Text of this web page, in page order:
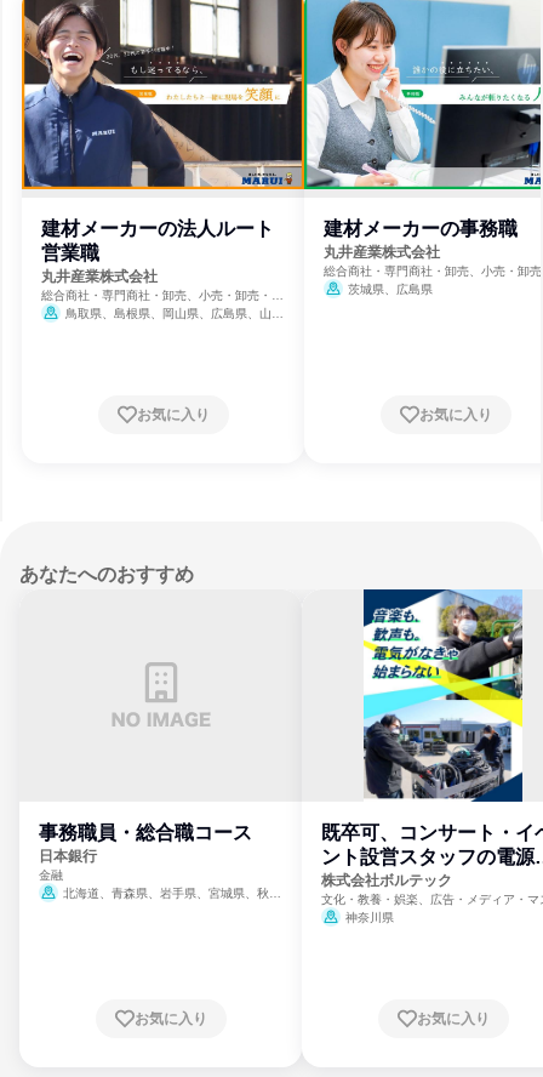
建材メーカーの法人ルート
営業職
丸井産業株式会社
総合商社・専門商社・卸売、小売・卸売・商
社、商用・産業用機械サービス
鳥取県、島根県、岡山県、広島県、山口
お気に入り
建材メーカーの事務職
丸井産業株式会社
総合商社・専門商社・卸売、小売・卸
社、商用・産業用機械サービス
茨城県、広島県
お気に入り
あなたへのおすすめ
事務職員・総合職コース
日本銀行
金融
北海道、青森県、岩手県、宮城県、秋田
崎県、熊本県、大分県、宮崎県、鹿児島県、
お気に入り
既卒可、コンサート・イ
ント設営スタッフの電源
門
株式会社ボルテック
文化・教養・娯楽、広告・メディア・マ
ミ、電力・ガス・水道・エネルギー
神奈川県
お気に入り